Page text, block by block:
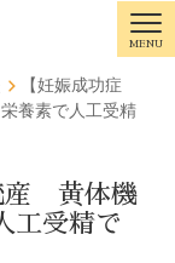
MENU
【妊娠成功症
養素で人工受精
産 黄体機
工受精で